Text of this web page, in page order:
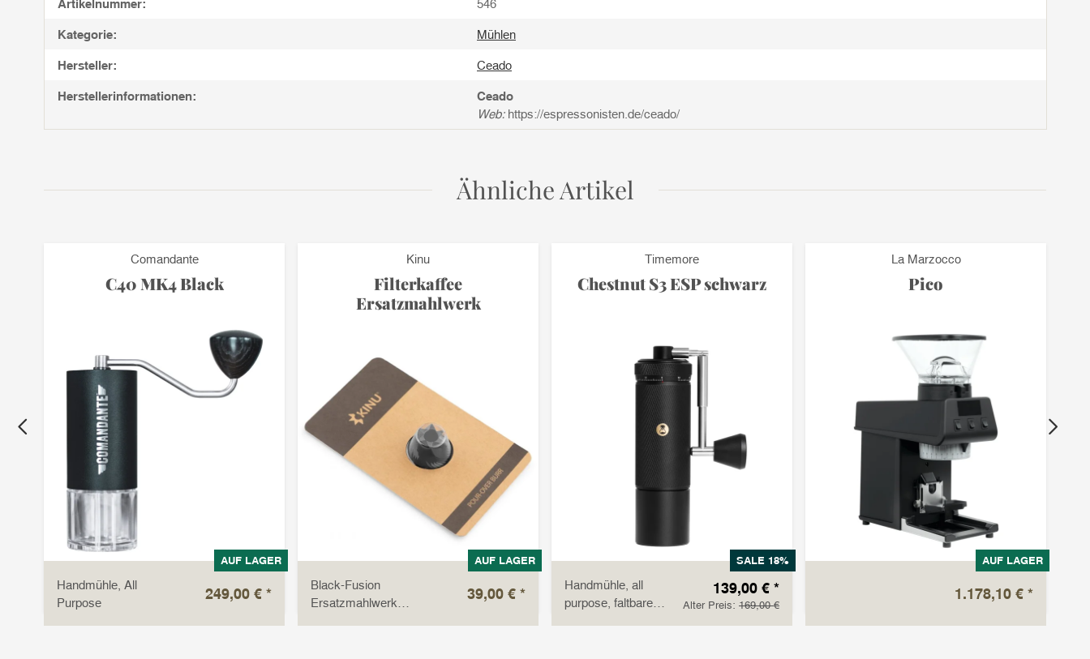
Artikelnummer: 546
Kategorie: Mühlen
Hersteller: Ceado
Herstellerinformationen:
Ceado
Web:https://espressonisten.de/ceado/
Ähnliche Artikel
Comandante
C40 MK4 Black
AUF LAGER
Handmühle, All
Purpose
249,00 € *
Kinu
Filterkaffee
Ersatzmahlwerk
AUF LAGER
Black-Fusion
Ersatzmahlwerk
39,00 € *
Timemore
Chestnut S3 ESP schwarz
SALE 18%
Handmühle, all
purpose, faltbare
139,00 € *
Alter Preis: 169,00 €
La Marzocco
Pico
AUF LAGER
1.178,10 € *